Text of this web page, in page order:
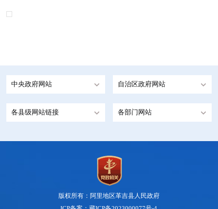
中央政府网站 自治区政府网站
各县级网站链接 各部门网站
版权所有：阿里地区革吉县人民政府